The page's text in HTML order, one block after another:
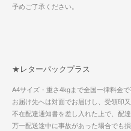
予めご了承ください。
★レターパックプラス
A4サイズ・重さ4kgまで全国一律料金
お届け先へは対面でお届けし、受領印
不在配達通知書を差し入れた上で、配
万一配送途中に事故があった場合でも